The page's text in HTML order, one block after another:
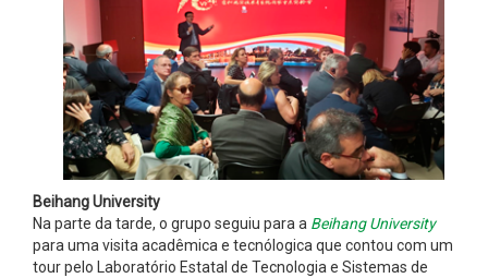
Beihang University
Na parte da tarde, o grupo seguiu para a Beihang University
para uma visita acadêmica e tecnólogica que contou com um
tour pelo Laboratório Estatal de Tecnologia e Sistemas de